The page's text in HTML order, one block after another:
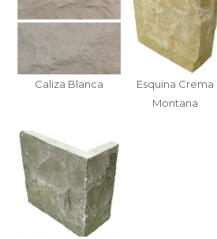
Caliza Blanca
Esquina Crema
Montana